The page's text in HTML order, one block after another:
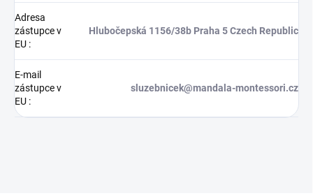
Adresa
zástupce v
EU :
Hlubočepská 1156/38b Praha 5 Czech Republic
E-mail
zástupce v
EU :
sluzebnicek@mandala-montessori.cz